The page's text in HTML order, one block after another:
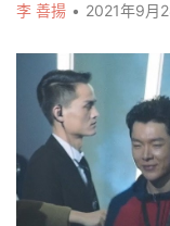
李 善揚 • 2021年9月